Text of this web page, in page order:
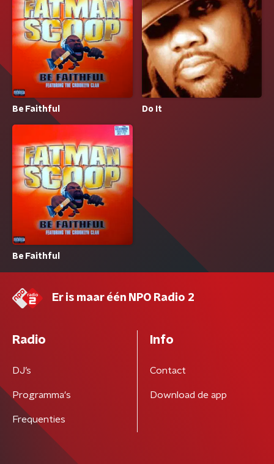
Be Faithful Do It
Be Faithful
Er is maar één NPO Radio 2
Radio
DJ’s
Programma's
Frequenties
Info
Contact
Download de app